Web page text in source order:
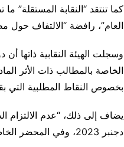
كما تنتقد “النقابة المستقلة”
العام”، رافضة “الالتفاف حول
وسجلت الهيئة النقابية ذاتها
الخاصة بالمطالب ذات الأثر
بخصوص النقاط المطلبية التي
دجنبر 2023، وفي المحضر الخاص بين نقابتنا ووزارة الصحة نهاية يناير 2024”.